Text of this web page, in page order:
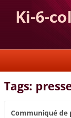
Ki-6-
Tags:
Communiqué de